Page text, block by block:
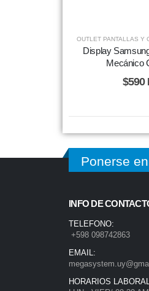
OUTLET PANTALLAS Y
Display
Mecánico
$590
Ponerse
INFO DE
TELEFONO:
+598 098742863
EMAIL:
HORARIOS